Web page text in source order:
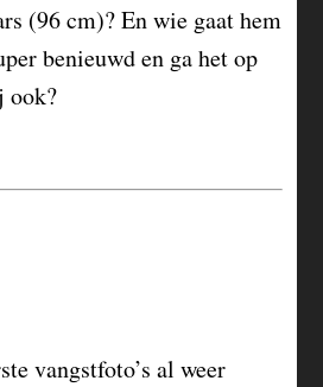
(96 cm)? En wie gaat hem
benieuwd en ga het op
ook?
vangstfoto’s al weer